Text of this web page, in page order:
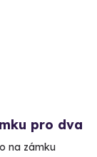
pro dva
na zámku